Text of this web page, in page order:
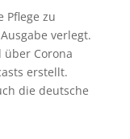
Pflege zu
verlegt.
Corona
erstellt.
die deutsche